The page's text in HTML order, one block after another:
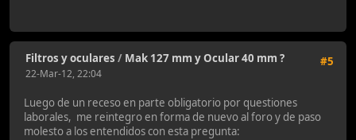
#5
Filtros y oculares / Mak 127 mm y Ocular 40 mm ?
22-Mar-12, 22:04
Luego de un receso en parte obligatorio por questiones
laborales, me reintegro en forma de nuevo al foro y de paso
molesto a los entendidos con esta pregunta: